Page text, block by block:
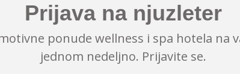
Prijava na njuzleter
ponude wellness i spa hotela na
jednom nedeljno. Prijavite se.